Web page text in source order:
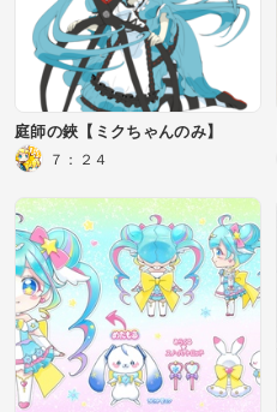
庭師の鋏【ミクちゃんのみ】
７：２４